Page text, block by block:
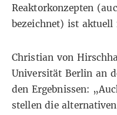
Reaktorkonzepten
bezeichnet) ist aktuell
Christian von
Universität Berlin an
den Ergebnissen:
stellen die